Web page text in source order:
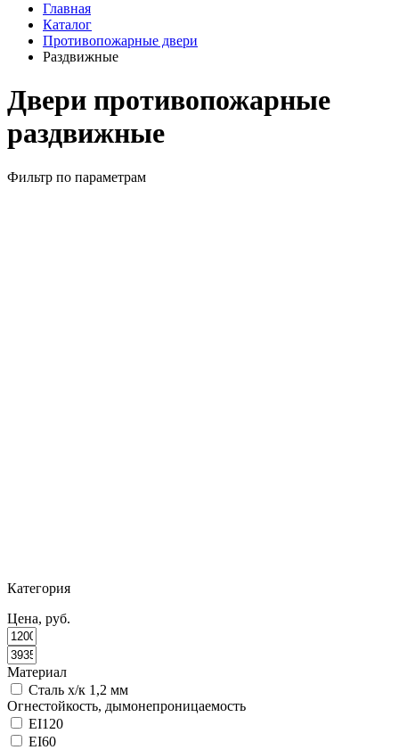
Главная
Каталог
Противопожарные двери
Раздвижные
Двери противопожарные
раздвижные
Фильтр по параметрам
Категория
Цена, руб.
Материал
Сталь х/к 1,2 мм
Огнестойкость, дымонепроницаемость
EI120
EI60